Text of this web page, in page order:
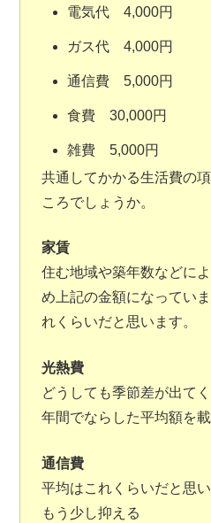
電気代 4,000円
ガス代 4,000円
通信費 5,000円
食費 30,000円
雑費 5,000円
共通してかかる生活費の
ころでしょうか。
家賃
住む地域や築年数などに
め上記の金額になってい
れくらいだと思います。
光熱費
どうしても季節差が出てく
年間でならした平均額を載
通信費
平均はこれくらいだと思
もう少し抑える